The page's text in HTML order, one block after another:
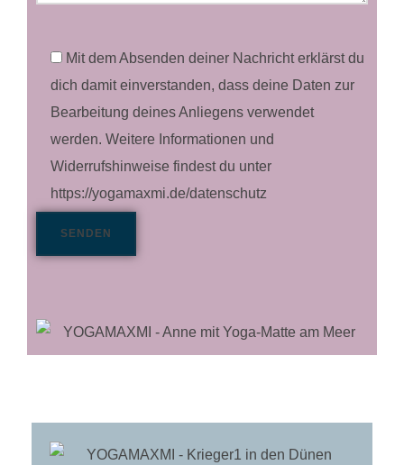
Mit dem Absenden deiner Nachricht erklärst du
dich damit einverstanden, dass deine Daten zur
Bearbeitung deines Anliegens verwendet
werden. Weitere Informationen und
Widerrufshinweise findest du unter
https://yogamaxmi.de/datenschutz